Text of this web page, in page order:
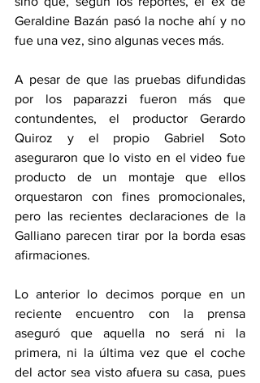
Geraldine Bazán pasó la noche ahí y no
fue una vez, sino algunas veces más.
A pesar de que las pruebas difundidas
por los paparazzi fueron más que
contundentes, el productor Gerardo
Quiroz y el propio Gabriel Soto
aseguraron que lo visto en el video fue
producto de un montaje que ellos
orquestaron con fines promocionales,
pero las recientes declaraciones de la
Galliano parecen tirar por la borda esas
afirmaciones.
Lo anterior lo decimos porque en un
reciente encuentro con la prensa
aseguró que aquella no será ni la
primera, ni la última vez que el coche
del actor sea visto afuera su casa, pues